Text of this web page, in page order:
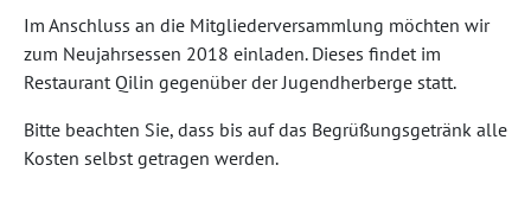
Im Anschluss an die Mitgliederversammlung möchten wir
zum Neujahrsessen 2018 einladen. Dieses findet im
Restaurant Qilin gegenüber der Jugendherberge statt.
Bitte beachten Sie, dass bis auf das Begrüßungsgetränk alle
Kosten selbst getragen werden.